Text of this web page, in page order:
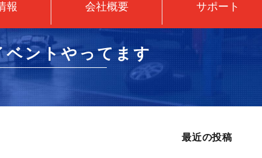
報 会社概要 サポート
ントやってます
最近の投稿